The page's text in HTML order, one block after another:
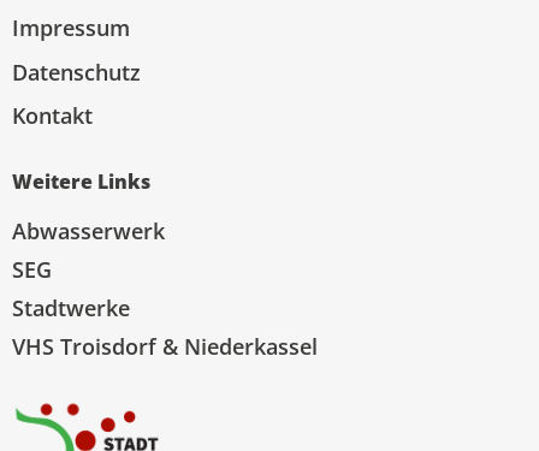
Impressum
Datenschutz
Kontakt
Weitere Links
Abwasserwerk
SEG
Stadtwerke
VHS Troisdorf & Niederkassel